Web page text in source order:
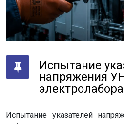
Испытание
напряжения
Испытание указателей